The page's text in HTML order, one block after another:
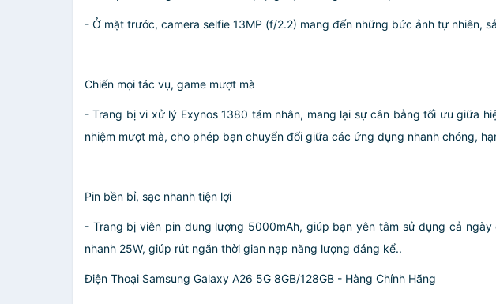
- Ở mặt trước, camera selfie 13MP (f/2.2) mang đến những bức ảnh tự nhiên,
Chiến mọi tác vụ, game mượt mà
- Trang bị vi xử lý Exynos 1380 tám nhân, mang lại sự cân bằng tối ưu giữa
nhiệm mượt mà, cho phép bạn chuyển đổi giữa các ứng dụng nhanh chóng,
Pin bền bỉ, sạc nhanh tiện lợi
- Trang bị viên pin dung lượng 5000mAh, giúp bạn yên tâm sử dụng cả
nhanh 25W, giúp rút ngắn thời gian nạp năng lượng đáng kể..
Điện Thoại Samsung Galaxy A26 5G 8GB/128GB - Hàng Chính Hãng